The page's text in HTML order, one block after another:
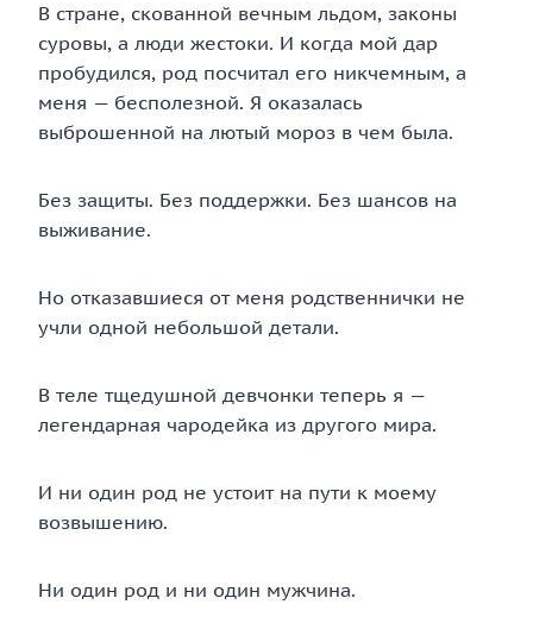
В стране, скованной вечным льдом, законы
суровы, а люди жестоки. И когда мой дар
пробудился, род посчитал его никчемным, а
меня — бесполезной. Я оказалась
выброшенной на лютый мороз в чем была.
Без защиты. Без поддержки. Без шансов на
выживание.
Но отказавшиеся от меня родственнички не
учли одной небольшой детали.
В теле тщедушной девчонки теперь я —
легендарная чародейка из другого мира.
И ни один род не устоит на пути к моему
возвышению.
Ни один род и ни один мужчина.